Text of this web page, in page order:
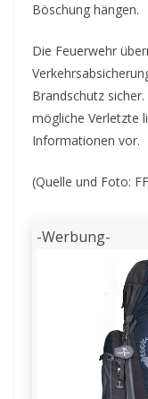
Böschung hängen.
Die Feuerwehr
Brandschutz
mögliche Verletzte
Informationen vor.
(Quelle und Foto:
-Werbung-